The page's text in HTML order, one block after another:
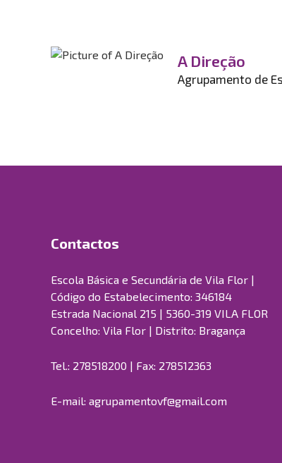
A Direção
Agrupamento de
Contactos
Escola Básica e Secundária de Vila Flor |
Código do Estabelecimento: 346184
Estrada Nacional 215 | 5360-319 VILA FLOR
Concelho: Vila Flor | Distrito: Bragança
Tel.: 278518200 | Fax: 278512363
E-mail: agrupamentovf@gmail.com